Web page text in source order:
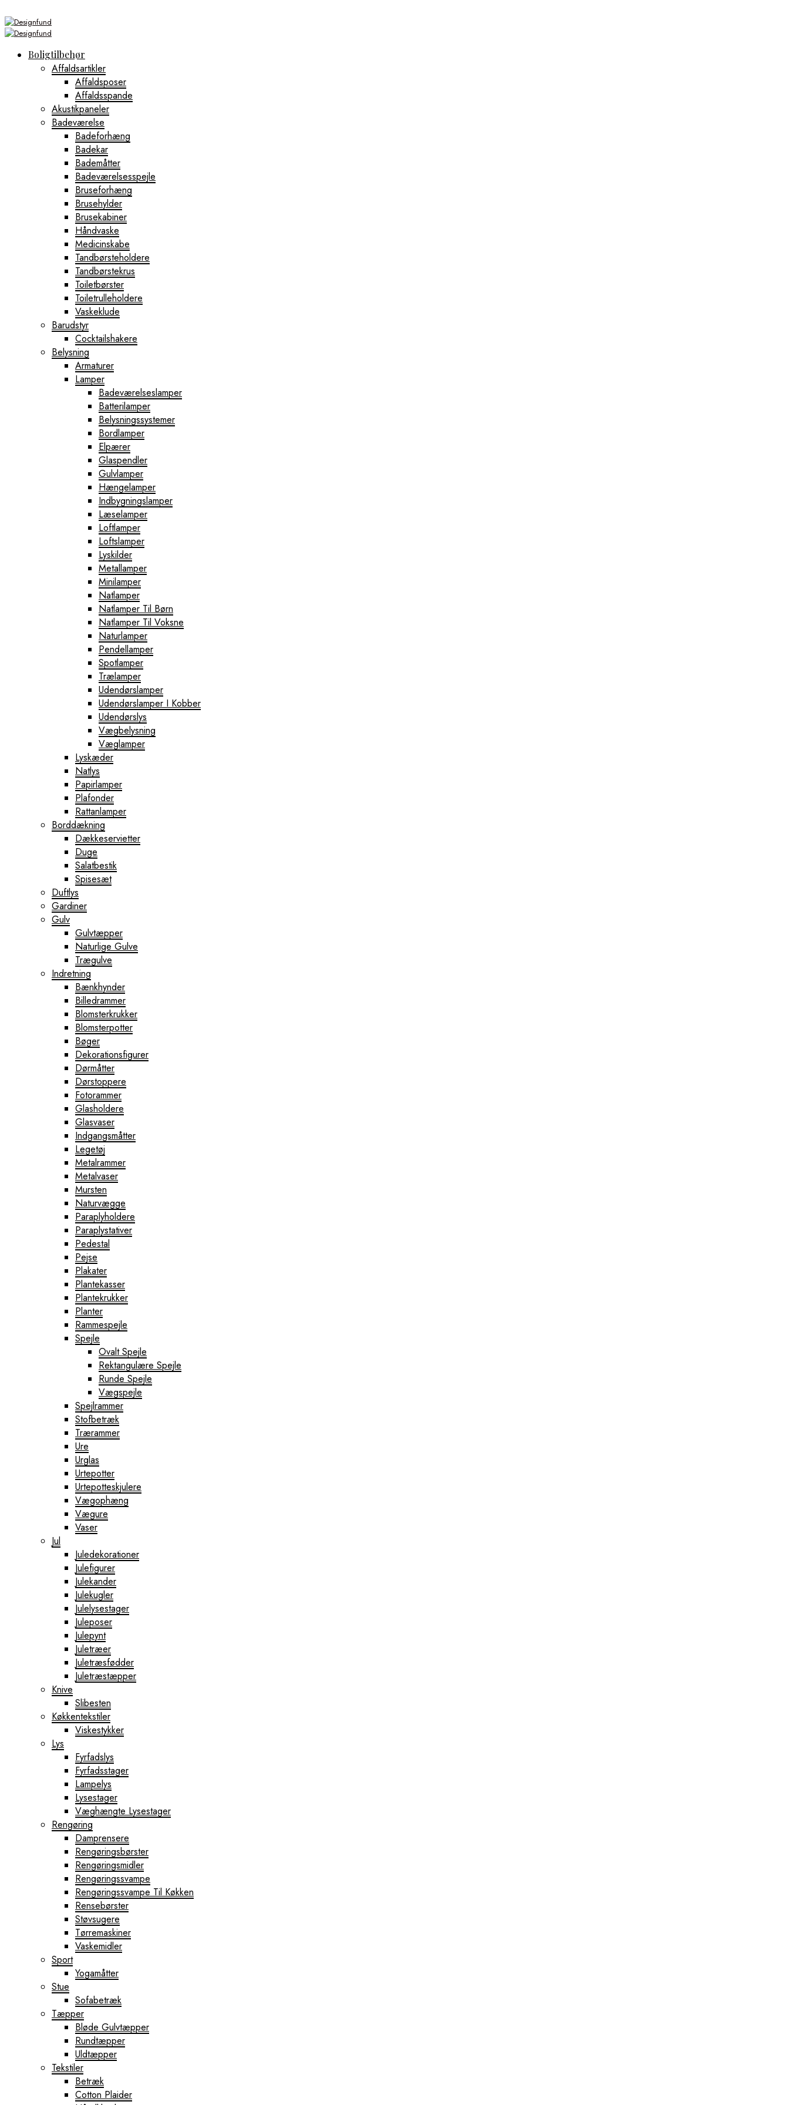
Boligtilbehør
Affaldsartikler
Affaldsposer
Affaldsspande
Akustikpaneler
Badeværelse
Badeforhæng
Badekar
Bademåtter
Badeværelsesspejle
Bruseforhæng
Brusehylder
Brusekabiner
Håndvaske
Medicinskabe
Tandbørsteholdere
Tandbørstekrus
Toiletbørster
Toiletrulleholdere
Vaskeklude
Barudstyr
Cocktailshakere
Belysning
Armaturer
Lamper
Badeværelseslamper
Batterilamper
Belysningssystemer
Bordlamper
Elpærer
Glaspendler
Gulvlamper
Hængelamper
Indbygningslamper
Læselamper
Loftlamper
Loftslamper
Lyskilder
Metallamper
Minilamper
Natlamper
Natlamper Til Børn
Natlamper Til Voksne
Naturlamper
Pendellamper
Spotlamper
Trælamper
Udendørslamper
Udendørslamper I Kobber
Udendørslys
Vægbelysning
Væglamper
Lyskæder
Natlys
Papirlamper
Plafonder
Rattanlamper
Borddækning
Dækkeservietter
Duge
Salatbestik
Spisesæt
Duftlys
Gardiner
Gulv
Gulvtæpper
Naturlige Gulve
Trægulve
Indretning
Bænkhynder
Billedrammer
Blomsterkrukker
Blomsterpotter
Bøger
Dekorationsfigurer
Dørmåtter
Dørstoppere
Fotorammer
Glasholdere
Glasvaser
Indgangsmåtter
Legetøj
Metalrammer
Metalvaser
Mursten
Naturvægge
Paraplyholdere
Paraplystativer
Pedestal
Pejse
Plakater
Plantekasser
Plantekrukker
Planter
Rammespejle
Spejle
Ovalt Spejle
Rektangulære Spejle
Runde Spejle
Vægspejle
Spejlrammer
Stofbetræk
Trærammer
Ure
Urglas
Urtepotter
Urtepotteskjulere
Vægophæng
Vægure
Vaser
Jul
Juledekorationer
Julefigurer
Julekander
Julekugler
Julelysestager
Juleposer
Julepynt
Juletræer
Juletræsfødder
Juletræstæpper
Knive
Slibesten
Køkkentekstiler
Viskestykker
Lys
Fyrfadslys
Fyrfadsstager
Lampelys
Lysestager
Væghængte Lysestager
Rengøring
Damprensere
Rengøringsbørster
Rengøringsmidler
Rengøringssvampe
Rengøringssvampe Til Køkken
Rensebørster
Støvsugere
Tørremaskiner
Vaskemidler
Sport
Yogamåtter
Stue
Sofabetræk
Tæpper
Bløde Gulvtæpper
Rundtæpper
Uldtæpper
Tekstiler
Betræk
Cotton Plaider